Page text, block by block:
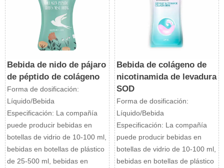
Bebida de nido de pájaro
de péptido de colágeno
Forma de dosificación:
Líquido/Bebida
Especificación: La compañía
puede producir bebidas en
botellas de vidrio de 10-100 ml,
bebidas en botellas de plástico
de 25-500 ml, bebidas en
Bebida de colágeno de
nicotinamida de levadura
SOD
Forma de dosificación:
Líquido/Bebida
Especificación: La compañía
puede producir bebidas en
botellas de vidrio de 10-100 ml,
bebidas en botellas de plástico